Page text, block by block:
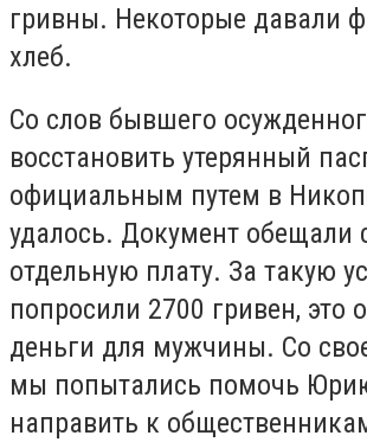
гривны. Некоторые давали
хлеб.
Со слов бывшего
восстановить утерянный
официальным путем в
удалось. Документ обещали
отдельную плату. За такую
попросили 2700 гривен, это
деньги для мужчины. Со
мы попытались помочь
направить к